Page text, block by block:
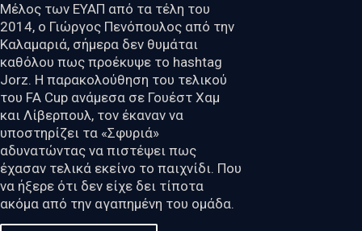
Μέλος των ΕΥΑΠ από τα τέλη του
2014, ο Γιώργος Πενόπουλος από την
Καλαμαριά, σήμερα δεν θυμάται
καθόλου πως προέκυψε το hashtag
Jorz. Η παρακολούθηση του τελικού
του FA Cup ανάμεσα σε Γουέστ Χαμ
και Λίβερπουλ, τον έκαναν να
υποστηρίζει τα «Σφυριά»
αδυνατώντας να πιστέψει πως
έχασαν τελικά εκείνο το παιχνίδι. Που
να ήξερε ότι δεν είχε δει τίποτα
ακόμα από την αγαπημένη του ομάδα.